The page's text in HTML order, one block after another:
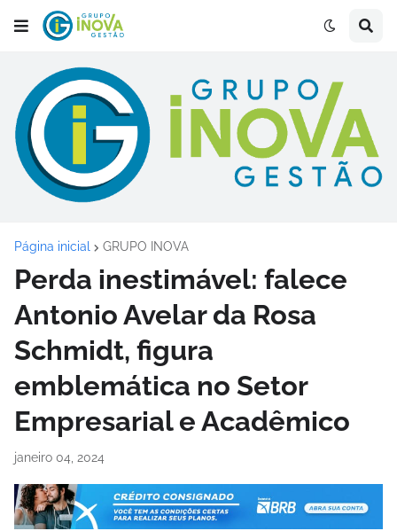
Página inicial GRUPO INOVA
Perda inestimável: falece
Antonio Avelar da Rosa
Schmidt, figura
emblemática no Setor
Empresarial e Acadêmico
janeiro 04, 2024